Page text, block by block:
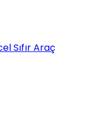
Sıfır Araç